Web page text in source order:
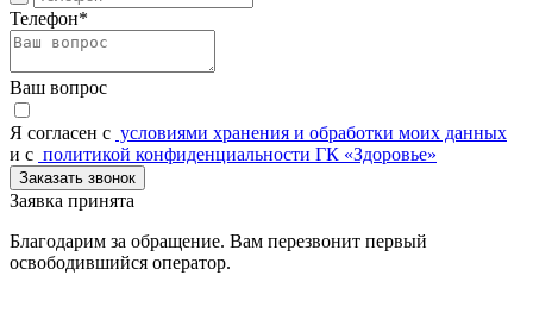
Телефон*
Ваш вопрос
Я согласен c условиями хранения и обработки моих данных
и с политикой конфиденциальности ГК «Здоровье»
Заказать звонок
Заявка принята
Благодарим за обращение. Вам перезвонит первый
освободившийся оператор.